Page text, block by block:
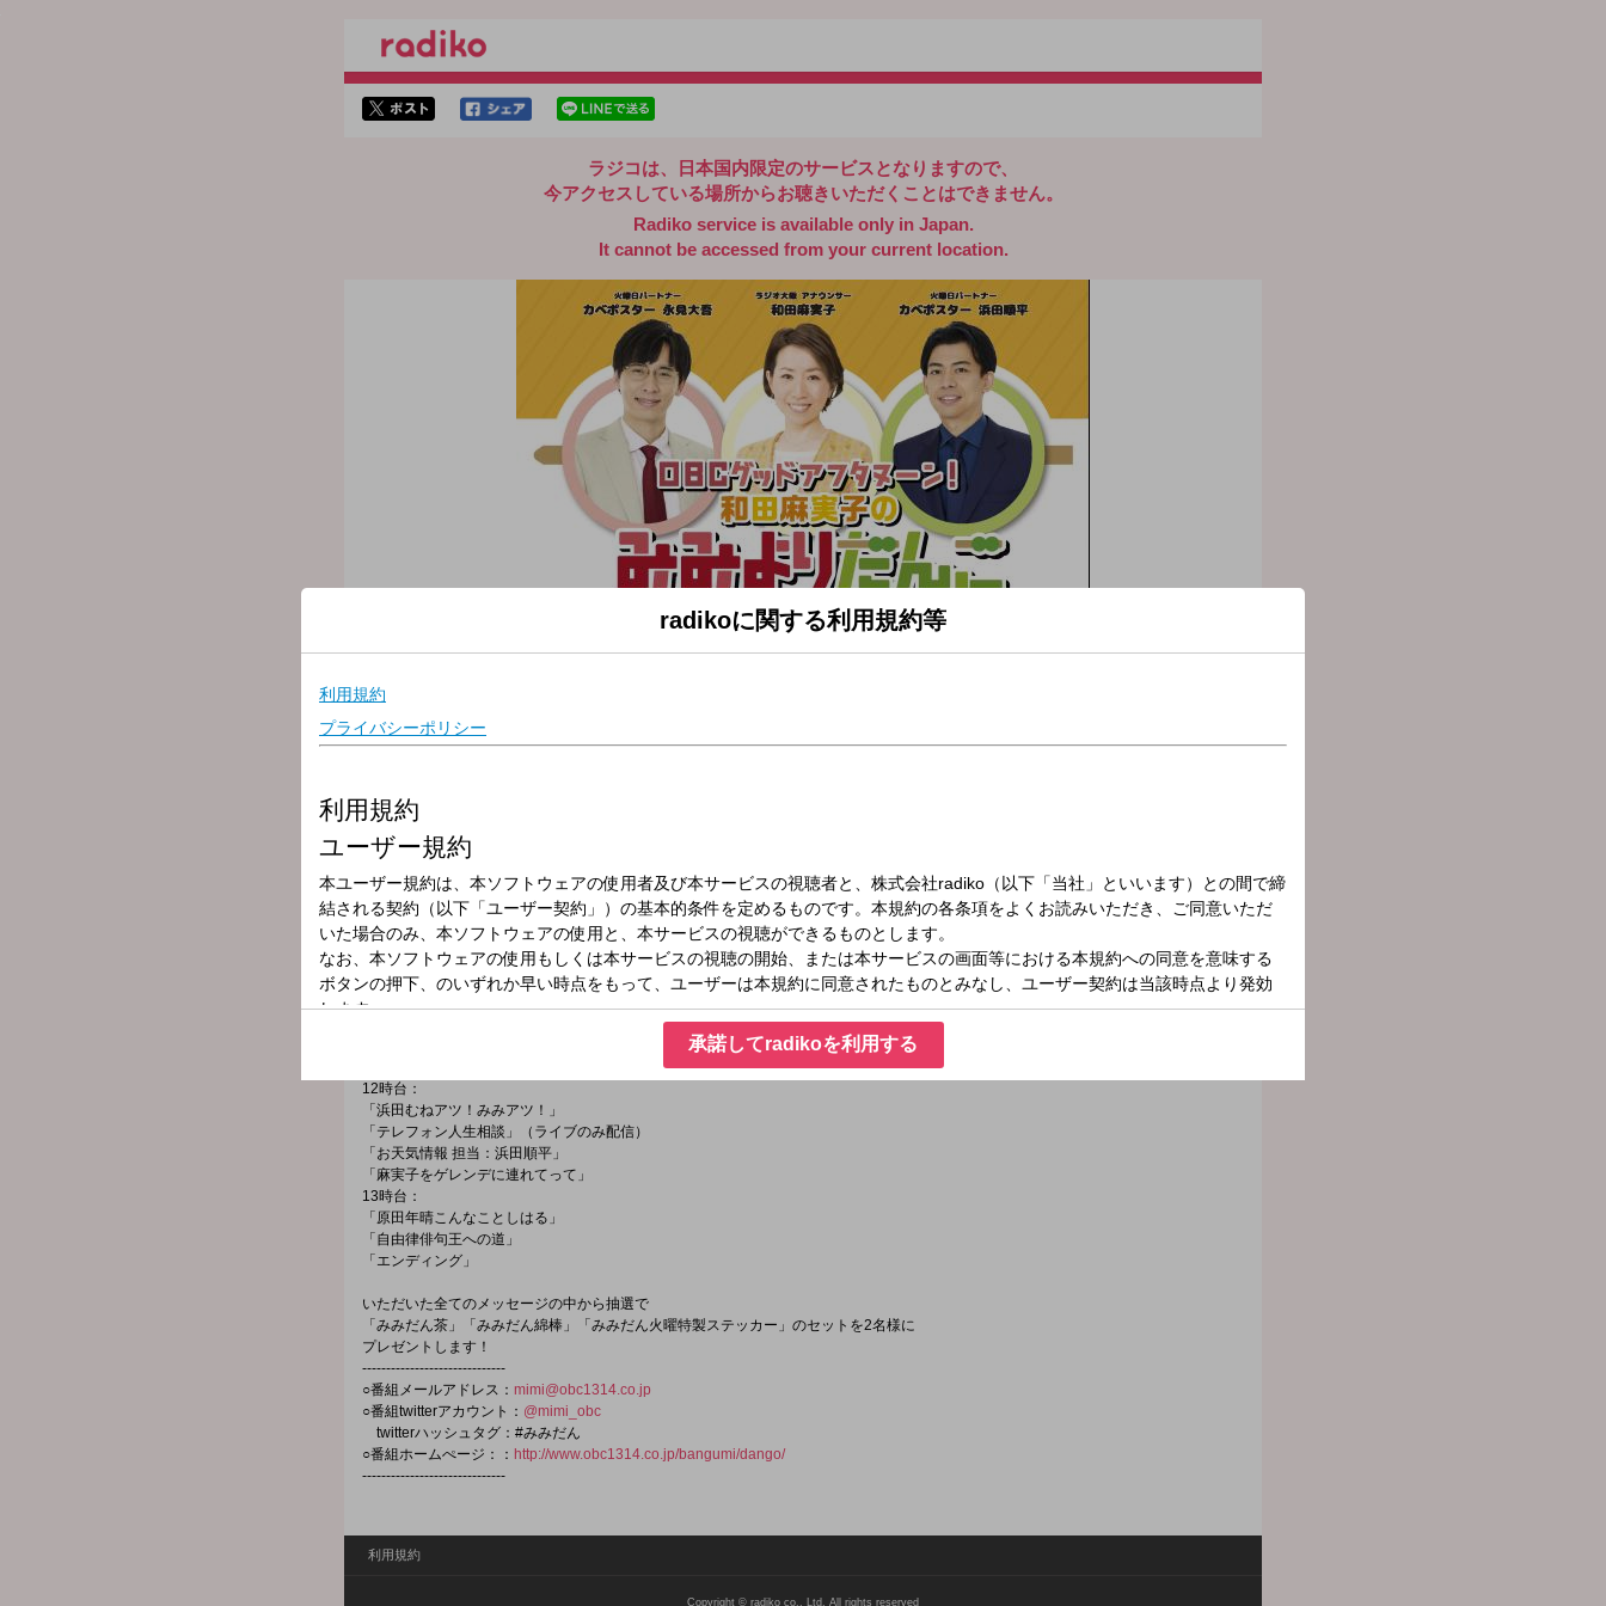
ラジコは、日本国内限定のサービスとなりますので、
今アクセスしている場所からお聴きいただくことはできません。
Radiko service is available only in Japan.
It cannot be accessed from your current location.
放送時間
2025年2月11日（火）13:00～14:00
番組名
和田麻実子のみみよりだんご(2)
みみよりな情報とおだんごのようなおいしい話題をお届けする180分！
●出演：和田麻実子（ラジオ大阪アナウンサー）、カベポスター浜田順平、永見大吾
●内容
12時台：
「浜田むねアツ！みみアツ！」
「テレフォン人生相談」（ライブのみ配信）
「お天気情報 担当：浜田順平」
「麻実子をゲレンデに連れてって」
13時台：
「原田年晴こんなことしはる」
「自由律俳句王への道」
「エンディング」
いただいた全てのメッセージの中から抽選で
「みみだん茶」「みみだん綿棒」「みみだん火曜特製ステッカー」のセットを2名様に
プレゼントします！
------------------------------
○番組メールアドレス： mimi@obc1314.co.jp
○番組twitterアカウント： @mimi_obc
twitterハッシュタグ：#みみだん
○番組ホームぺージ：： http://www.obc1314.co.jp/bangumi/dango/
------------------------------
利用規約
Copyright © radiko co., Ltd. All rights reserved
radikoに関する利用規約等
承諾してradikoを利用する